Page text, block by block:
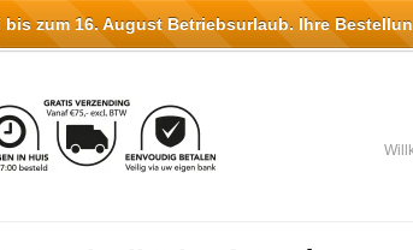
zum 16. August Betriebsurlaub. Ihre